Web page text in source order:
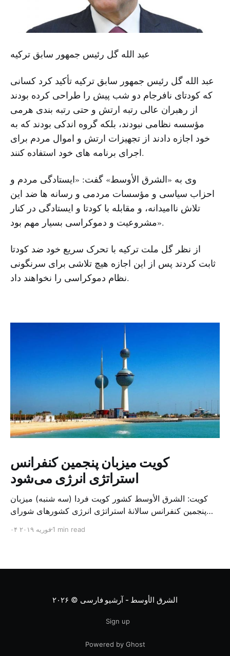
عبد الله گل رئیس جمهور سابق ترکیه
عبد الله گل رئیس جمهور سابق ترکیه تأکید کرد کسانی
که کودتای نافرجام دو شب پیش را طراحی کرده بودند
از رهبران عالی رتبه ارتش و حتی رتبه بندی هرمی
مؤسسه نظامی نبودند، بلکه گروه اندکی بودند که به
خود اجازه دادند از تجهیزات ارتش و اموال مردم برای
اجرای برنامه های خود استفاده کنند.
وی به «الشرق الأوسط» گفت: «ایستادگی مردم و
احزاب سیاسی و مؤسسات مردمی و رسانه ها ضد این
تلاش ناامیدانه، و مقابله با کودتا و ایستادگی در کنار
مشروعیت و دموکراسی بسیار مهم بود».
از نظر گل ملت ترکیه با تحرک سریع خود ضد کودتا
ثابت کردند پس از این اجازه هیچ تلاشی برای سرنگونی
نظام دموکراسی را نخواهند داد.
کویت میزبان پنجمین کنفرانس
استراتژی انرژی می‌شود
کویت: الشرق الأوسط کشور کویت فردا (سه شنبه) میزبان
پنجمین کنفرانس سالانهٔ استراتژی انرژی کشورهای شورای
متخصص از شرکت‌های جهانی نفت و گاز در این کنفرانس
۰۴ فوریه ۲۰۱۹1 min read
الشرق الأوسط - آرشیو فارسی © ۲۰۲۶
Sign up
Powered by Ghost